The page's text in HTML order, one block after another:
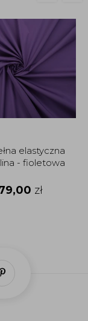
elastyczna
- fioletowa
zł